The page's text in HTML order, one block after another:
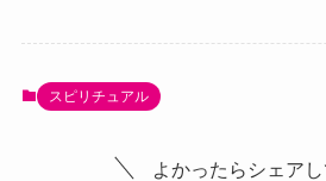
スピリチュアル
よかったらシェアし